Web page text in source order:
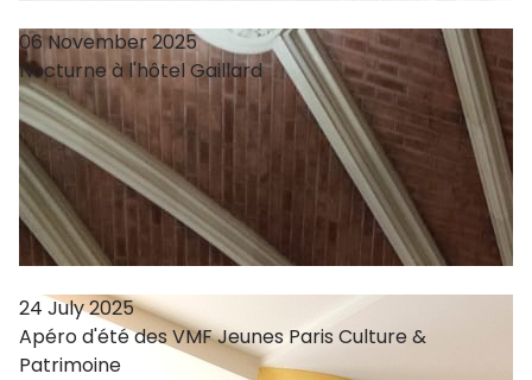
06 November 2025
Nocturne à l'hôtel Gaillard
24 July 2025
Apéro d'été des VMF Jeunes Paris Culture &
Patrimoine